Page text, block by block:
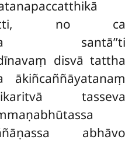
no ca
santā’’ti
disvā tattha
ākiñcaññāyatanaṃ
tasseva
abhāvo